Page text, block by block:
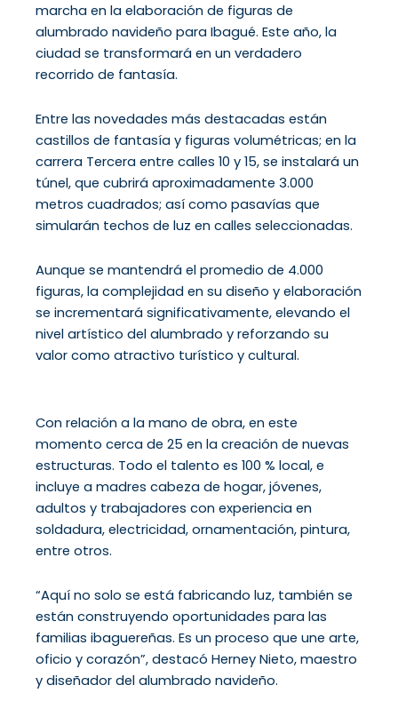
marcha en la elaboración de figuras de
alumbrado navideño para Ibagué. Este año, la
ciudad se transformará en un verdadero
recorrido de fantasía.
Entre las novedades más destacadas están
castillos de fantasía y figuras volumétricas; en la
carrera Tercera entre calles 10 y 15, se instalará un
túnel, que cubrirá aproximadamente 3.000
metros cuadrados; así como pasavías que
simularán techos de luz en calles seleccionadas.
Aunque se mantendrá el promedio de 4.000
figuras, la complejidad en su diseño y elaboración
se incrementará significativamente, elevando el
nivel artístico del alumbrado y reforzando su
valor como atractivo turístico y cultural.
Con relación a la mano de obra, en este
momento cerca de 25 en la creación de nuevas
estructuras. Todo el talento es 100 % local, e
incluye a madres cabeza de hogar, jóvenes,
adultos y trabajadores con experiencia en
soldadura, electricidad, ornamentación, pintura,
entre otros.
“Aquí no solo se está fabricando luz, también se
están construyendo oportunidades para las
familias ibaguereñas. Es un proceso que une arte,
oficio y corazón”, destacó Herney Nieto, maestro
y diseñador del alumbrado navideño.